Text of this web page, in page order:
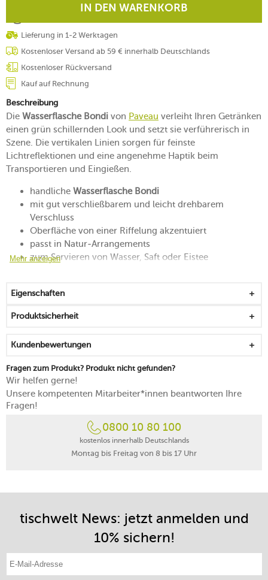
IN DEN WARENKORB
Lieferung in 1-2 Werktagen
Kostenloser Versand ab 59 € innerhalb Deutschlands
Kostenloser Rückversand
Kauf auf Rechnung
Beschreibung
Die Wasserflasche Bondi von Paveau verleiht Ihren Getränken
einen grün schillernden Look und setzt sie verführerisch in
Szene. Die vertikalen Linien sorgen für feinste
Lichtreflektionen und eine angenehme Haptik beim
Transportieren und Eingießen.
handliche Wasserflasche Bondi
mit gut verschließbarem und leicht drehbarem
Verschluss
Oberfläche von einer Riffelung akzentuiert
passt in Natur-Arrangements
zum Servieren von Wasser, Saft oder Eistee
Mehr anzeigen
Eigenschaften
Produktsicherheit
Kundenbewertungen
Fragen zum Produkt? Produkt nicht gefunden?
Wir helfen gerne!
Unsere kompetenten Mitarbeiter*innen beantworten Ihre
Fragen!
0800 10 80 100
kostenlos innerhalb Deutschlands
Montag bis Freitag von 8 bis 17 Uhr
tischwelt News: jetzt anmelden und
10% sichern!